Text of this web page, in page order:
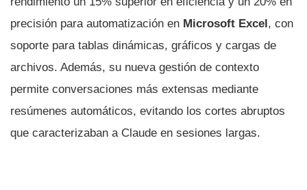
precisión para automatización en Microsoft Excel, con
soporte para tablas dinámicas, gráficos y cargas de
archivos. Además, su nueva gestión de contexto
permite conversaciones más extensas mediante
resúmenes automáticos, evitando los cortes abruptos
que caracterizaban a Claude en sesiones largas.